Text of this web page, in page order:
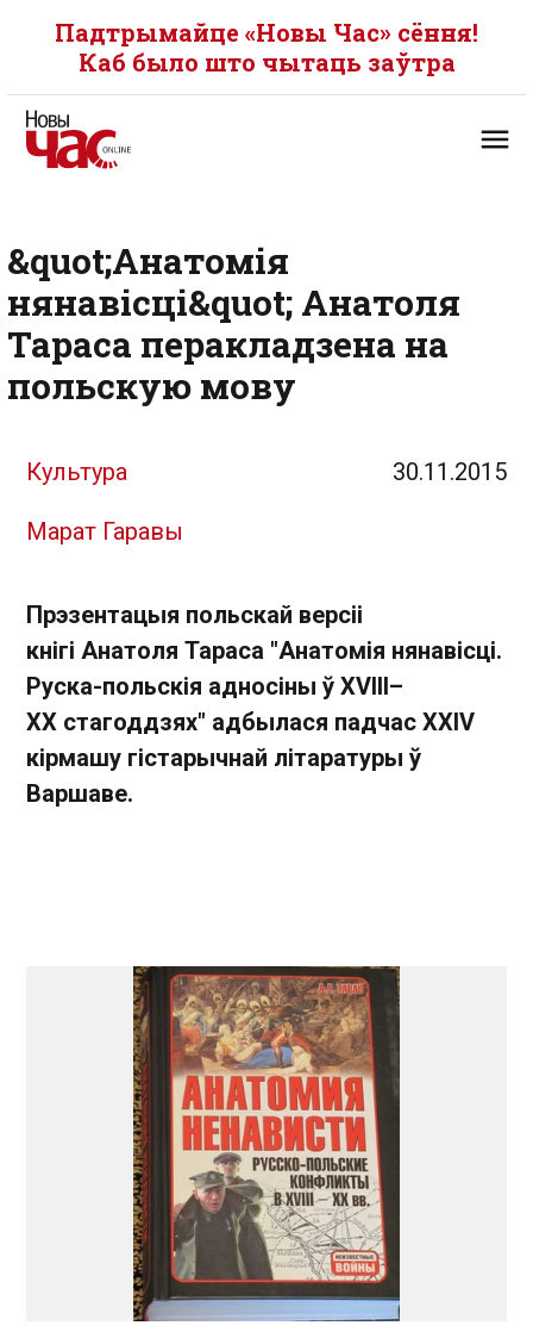
Падтрымайце «Новы Час» сёння!
Каб было што чытаць заўтра
&quot;Анатомія
нянавісці&quot; Анатоля
Тараса перакладзена на
польскую мову
Культура 30.11.2015
Марат Гаравы
Прэзентацыя польскай версіі
кнігі Анатоля Тараса "Анатомія нянавісці.
Руска-польскія адносіны ў XVIII–
XX стагоддзях" адбылася падчас XXIV
кірмашу гістарычнай літаратуры ў
Варшаве.